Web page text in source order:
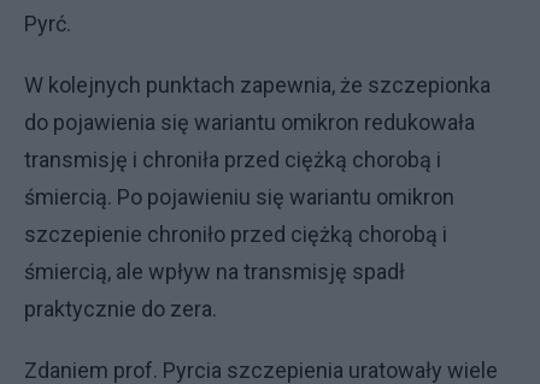
Pyrć.
W kolejnych punktach zapewnia, że szczepionka
do pojawienia się wariantu omikron redukowała
transmisję i chroniła przed ciężką chorobą i
śmiercią. Po pojawieniu się wariantu omikron
szczepienie chroniło przed ciężką chorobą i
śmiercią, ale wpływ na transmisję spadł
praktycznie do zera.
Zdaniem prof. Pyrcia szczepienia uratowały wiele